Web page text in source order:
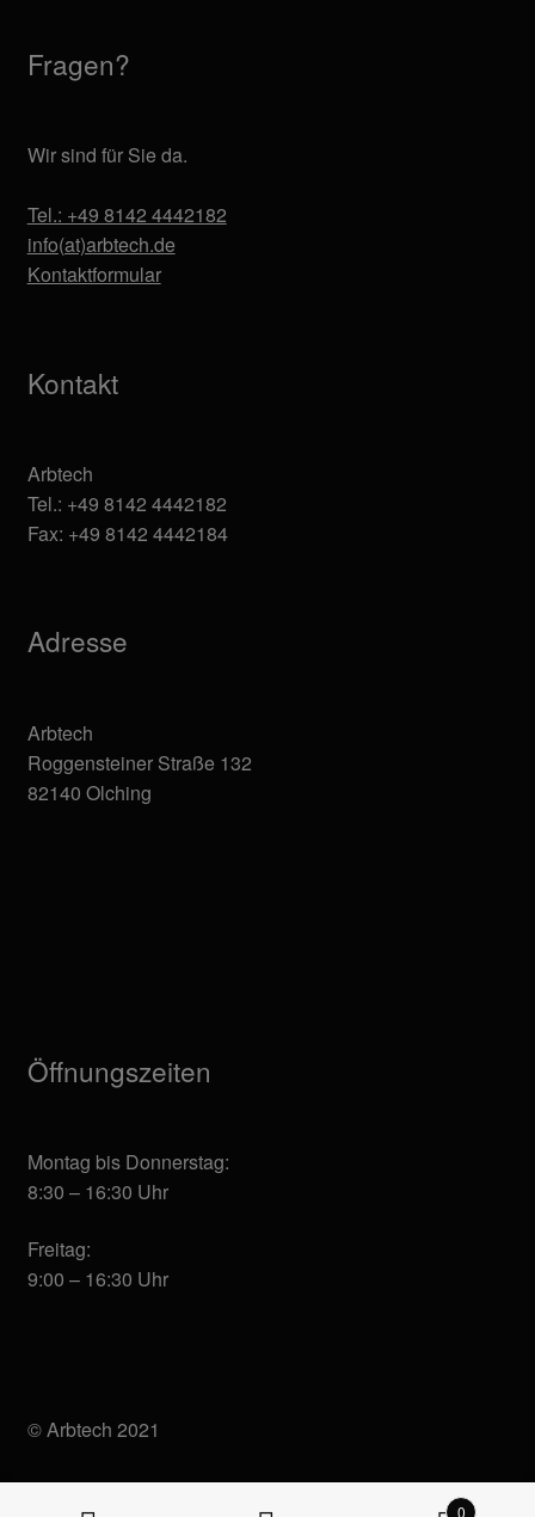
Fragen?
Wir sind für Sie da.
Tel.: +49 8142 4442182
info(at)arbtech.de
Kontaktformular
Kontakt
Arbtech
Tel.: +49 8142 4442182
Fax: +49 8142 4442184
Adresse
Arbtech
Roggensteiner Straße 132
82140 Olching
Öffnungszeiten
Montag bis Donnerstag:
8:30 – 16:30 Uhr
Freitag:
9:00 – 16:30 Uhr
© Arbtech 2021
0